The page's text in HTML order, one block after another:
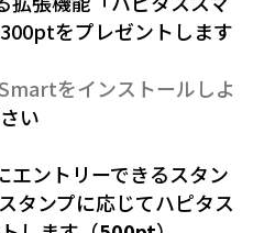
をプレゼントします
をインストールしよ
い
エントリーできるスタン
タンプに応じてハピタス